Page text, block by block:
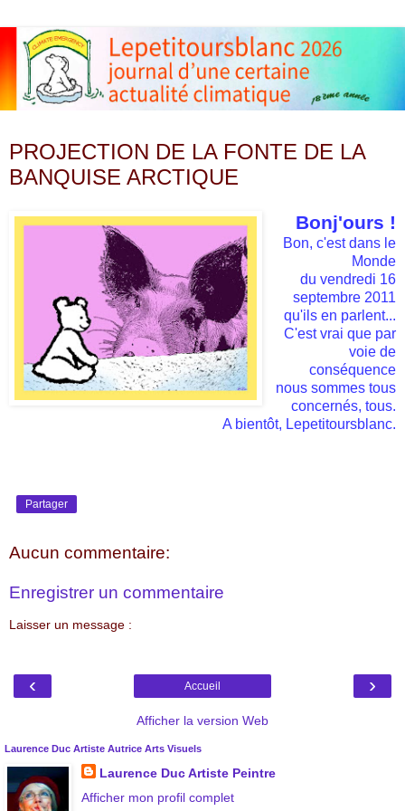
PROJECTION DE LA FONTE DE LA
BANQUISE ARCTIQUE
Bonj'ours !
Bon, c'est dans le
Monde
du vendredi 16
septembre 2011
qu'ils en parlent...
C'est vrai que par
voie de
conséquence
nous sommes tous
concernés, tous.
A bientôt, Lepetitoursblanc.
Partager
Aucun commentaire:
Enregistrer un commentaire
Laisser un message :
‹ ›
Accueil
Afficher la version Web
Laurence Duc Artiste Autrice Arts Visuels
Laurence Duc Artiste Peintre
Afficher mon profil complet